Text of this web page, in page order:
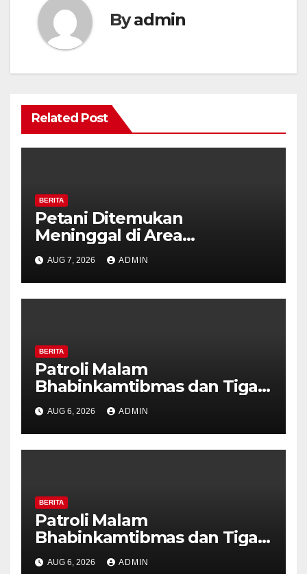
Byadmin
Related Post
BERITA
Petani Ditemukan
Meninggal di Area
Persawahan Kalibeji, Polisi
Pastikan Tidak Ada Tanda
Kekerasan
AUG 7, 2026 ADMIN
BERITA
Patroli Malam
Bhabinkamtibmas dan Tiga
Pilar Kelurahan Ungaran
Perkuat Kamtibmas, Warga
Diajak Aktifkan Ronda
AUG 6, 2026 ADMIN
BERITA
Patroli Malam
Bhabinkamtibmas dan Tiga
Pilar Kelurahan Ungaran
AUG 6, 2026 ADMIN